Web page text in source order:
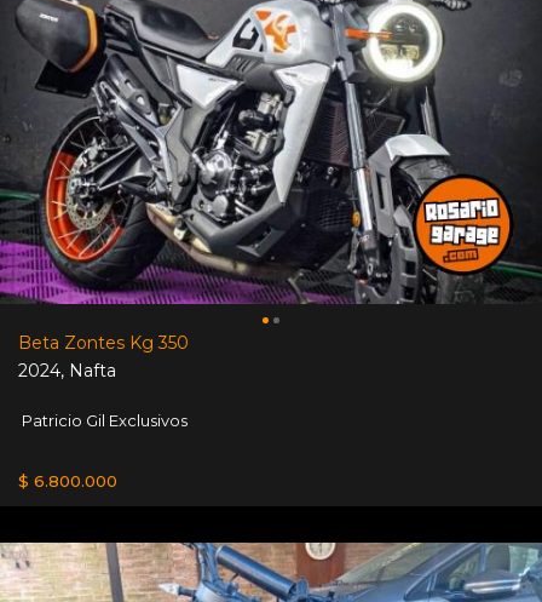
Beta Zontes Kg 350
2024, Nafta
Patricio Gil Exclusivos
$ 6.800.000